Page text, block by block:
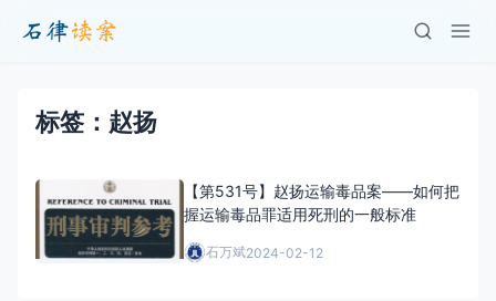
标签：赵扬
【第531号】赵扬运输毒品案——如何把
握运输毒品罪适用死刑的一般标准
石万斌2024-02-12